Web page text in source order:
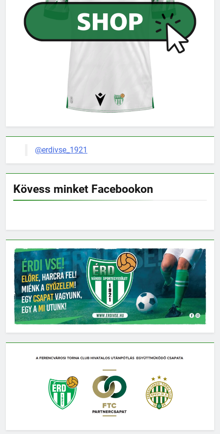
@erdivse_1921
Kövess minket Facebookon